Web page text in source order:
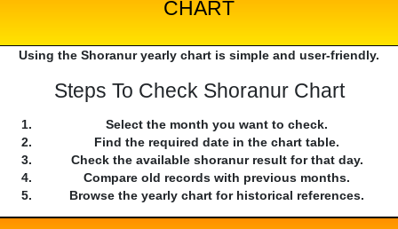
CHART
Using the Shoranur yearly chart is simple and user-friendly.
Steps To Check Shoranur Chart
Select the month you want to check.
Find the required date in the chart table.
Check the available shoranur result for that day.
Compare old records with previous months.
Browse the yearly chart for historical references.